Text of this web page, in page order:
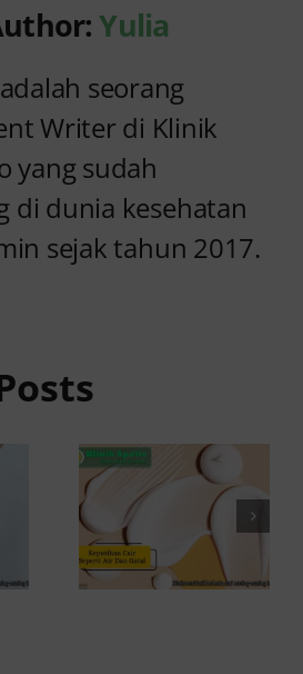
Yulia
seorang
Writer di Klinik
yang sudah
di dunia kesehatan
sejak tahun 2017.
Apakah
Berbahaya?